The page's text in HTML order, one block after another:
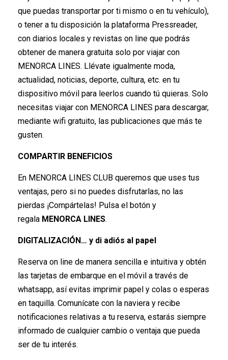
que puedas transportar por ti mismo o en tu vehículo),
o tener a tu disposición la plataforma Pressreader,
con diarios locales y revistas on line que podrás
obtener de manera gratuita solo por viajar con
MENORCA LINES. Llévate igualmente moda,
actualidad, noticias, deporte, cultura, etc. en tu
dispositivo móvil para leerlos cuando tú quieras. Solo
necesitas viajar con MENORCA LINES para descargar,
mediante wifi gratuito, las publicaciones que más te
gusten.
COMPARTIR BENEFICIOS
En MENORCA LINES CLUB queremos que uses tus
ventajas, pero si no puedes disfrutarlas, no las
pierdas ¡Compártelas! Pulsa el botón y
regala MENORCA LINES.
DIGITALIZACIÓN… y di adiós al papel
Reserva on line de manera sencilla e intuitiva y obtén
las tarjetas de embarque en el móvil a través de
whatsapp, así evitas imprimir papel y colas o esperas
en taquilla. Comunícate con la naviera y recibe
notificaciones relativas a tu reserva, estarás siempre
informado de cualquier cambio o ventaja que pueda
ser de tu interés.